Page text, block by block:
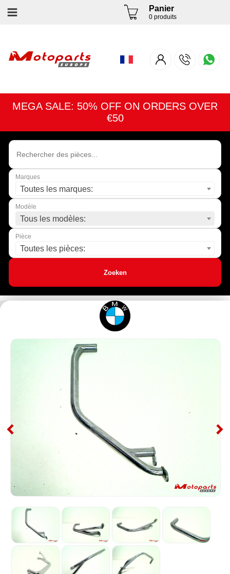
Panier
0 produits
MEGA SALE: 50% OFF ON ORDERS OVER
€50
Marques
Toutes les marques:
Modèle
Tous les modèles:
Pièce
Toutes les pièces:
Zoeken